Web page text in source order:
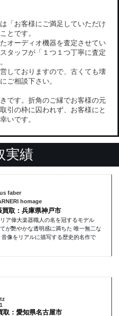
「お客様にご満足していただけ
とです。
オーディオ機器を査定させてい
タッフが「１つ１つ丁寧に査定
しておりますので、古くても壊
ご相談下さい。
です。折角のご縁でお客様の元
引の枠に囚われず、お客様にと
いです。
実績
faber
homage
買取：兵庫県神戸市
ア偉大楽器職人の名を冠するモデル
が艷やかな透明感に満ちた 唯一無二な
音像をリアルに描写する歴史的名作で
取：愛知県名古屋市